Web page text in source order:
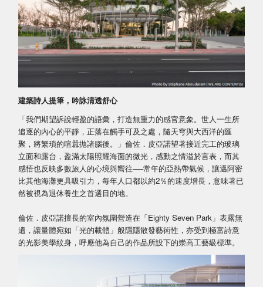
建築詩人提筆，吟詠清透舒心
「我們期望訴說輕盈的語彙，打造無重力的感官意象。世人一生所
追逐的內心的平靜，正落在觸手可及之處，隨天穹與大西洋的匯
聚，將繁瑣的喧囂拋諸腦後。」倫佐．皮亞諾望著接近完工的玻璃
立面和露台，盈滿太陽照耀海面的微光，感動之情溢於言表，而其
感悟也反映多數旅人的心境與嚮往──常年的亞熱帶氣候，讓邁阿密
比其他海灘更具吸引力，每年人口都以約2％的速度增長，意味著已
然被視為退休養生之首選目的地。
倫佐．皮亞諾擅長的室內氛圍營造在「Eighty Seven Park」表露無
遺，讓量體宛如「光的載體」般隱隱散發藝術性，亦受到極富詩意
的光影美學紋身，呼應他為自己的作品所設下的崇高工藝級標準。